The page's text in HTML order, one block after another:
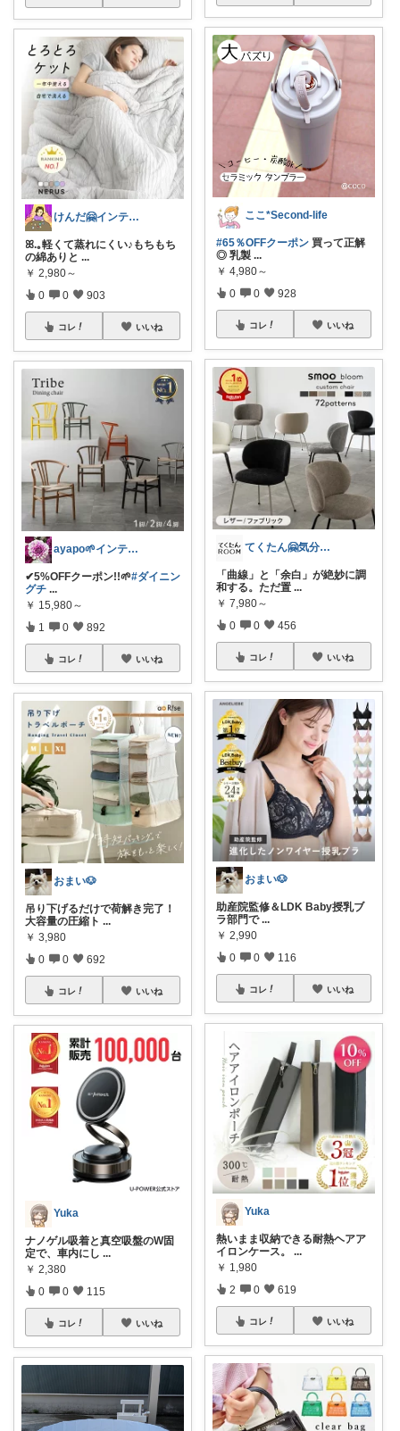
けんだ🤗インテリア多め
ꕤ.｡軽くて蒸れにくい♪もちもち
の綿ありと ...
￥ 2,980～
0 0 903
コレ いいね
ayapo🌱インテリア&雑貨
✔︎5%OFFクーポン!!🌱#ダイニン
グチ ...
￥ 15,980～
1 0 892
コレ いいね
おまい🐶
吊り下げるだけで荷解き完了！
大容量の圧縮ト ...
￥ 3,980
0 0 692
コレ いいね
Yuka
ナノゲル吸着と真空吸盤のW固
定で、車内にし ...
￥ 2,380
0 0 115
コレ いいね
ここ*Second-life
#65％OFFクーポン 買って正解
◎ 乳製 ...
￥ 4,980～
0 0 928
コレ いいね
てくたん🤗気分がアガる⤴インテリア雑貨
「曲線」と「余白」が絶妙に調
和する。ただ置 ...
￥ 7,980～
0 0 456
コレ いいね
おまい🐶
助産院監修＆LDK Baby授乳ブ
ラ部門で ...
￥ 2,990
0 0 116
コレ いいね
Yuka
熱いまま収納できる耐熱ヘアア
イロンケース。
...
￥ 1,980
2 0 619
コレ いいね